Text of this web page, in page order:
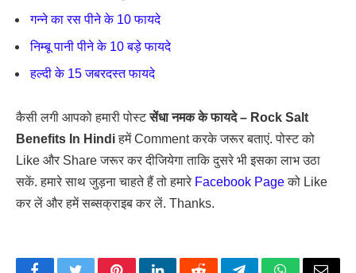
गन्ने का रस पीने के 10 फायदे
निम्बू पानी पीने के 10 बड़े फायदे
हल्दी के 15 जबरदस्त फायदे
कैसी लगी आपको हमारी पोस्टसेंधा नमक के फायदे – Rock Salt
Benefits In Hindiहमें Comment करके जरूर बताएं. पोस्ट को
Like और Share जरूर कर दीजियेगा ताकि दुसरे भी इसका लाभ उठा
सकें. हमारे साथ जुड़ना चाहते हैं तो हमारे Facebook Pageको Like
कर लें और हमें सब्सक्राइब कर लें. Thanks.